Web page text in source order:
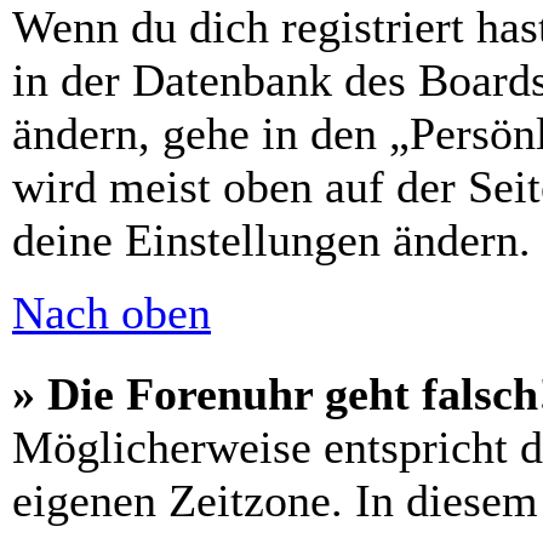
Wenn du dich registriert
in der Datenbank des
ändern, gehe in den
wird meist oben auf der
deine Einstellungen ändern.
Nach oben
» Die Forenuhr geht
Möglicherweise entspricht
eigenen Zeitzone. In